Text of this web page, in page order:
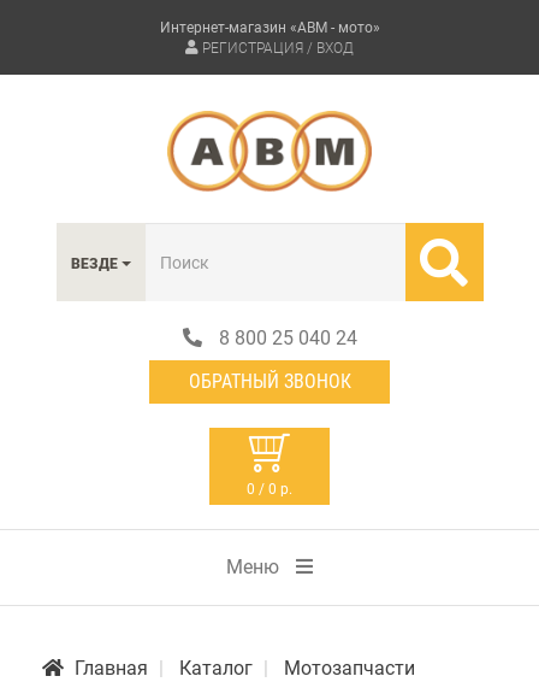
Интернет-магазин «АВМ - мото»
РЕГИСТРАЦИЯ / ВХОД
ВЕЗДЕ
8 800 25 040 24
ОБРАТНЫЙ ЗВОНОК
0 / 0 р.
Меню
Главная Каталог
Мотозапчасти